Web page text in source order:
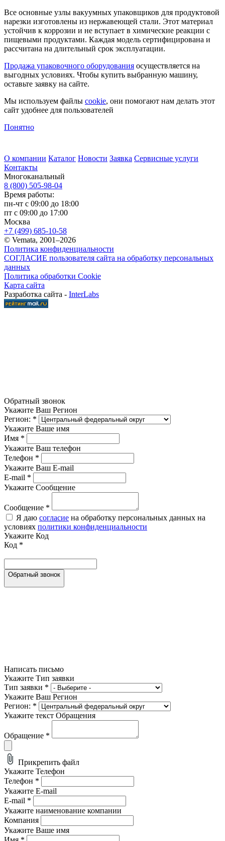
Все основные узлы вакуумных упаковщиков для продуктовой
нарезки изготовлены из нержавеющей стали. Этот материал
устойчив к коррозии и не вступает в химические реакции с
пищевыми продуктами. Каждая модель сертифицирована и
рассчитана на длительный срок эксплуатации.
Продажа упаковочного оборудования осуществляется на
выгодных условиях. Чтобы купить выбранную машину,
оставьте заявку на сайте.
Мы используем файлы cookie, они помогают нам делать этот
сайт удобнее для пользователей
Понятно
О компании Каталог Новости Заявка Сервисные услуги
Контакты
Многоканальный
8 (800) 505-98-04
Время работы:
пн-чт с 09:00 до 18:00
пт с 09:00 до 17:00
Москва
+7 (499) 685-10-58
© Vemata, 2001–2026
Политика конфиденциальности
СОГЛАСИЕ пользователя сайта на обработку персональных
данных
Политика обработки Cookie
Карта сайта
Разработка сайта - InterLabs
Обратный звонок
Укажите Ваш Регион
Регион: *
Укажите Ваше имя
Имя *
Укажите Ваш телефон
Телефон *
Укажите Ваш E-mail
E-mail *
Укажите Сообщение
Сообщение *
Я даю согласие на обработку персональных данных на
условиях политики конфиденциальности
Укажите Код
Код *
Обратный звонок
Написать письмо
Укажите Тип заявки
Тип заявки *
Укажите Ваш Регион
Регион: *
Укажите текст Обращения
Обращение *
Прикрепить файл
Укажите Телефон
Телефон *
Укажите E-mail
E-mail *
Укажите наименование компании
Компания
Укажите Ваше имя